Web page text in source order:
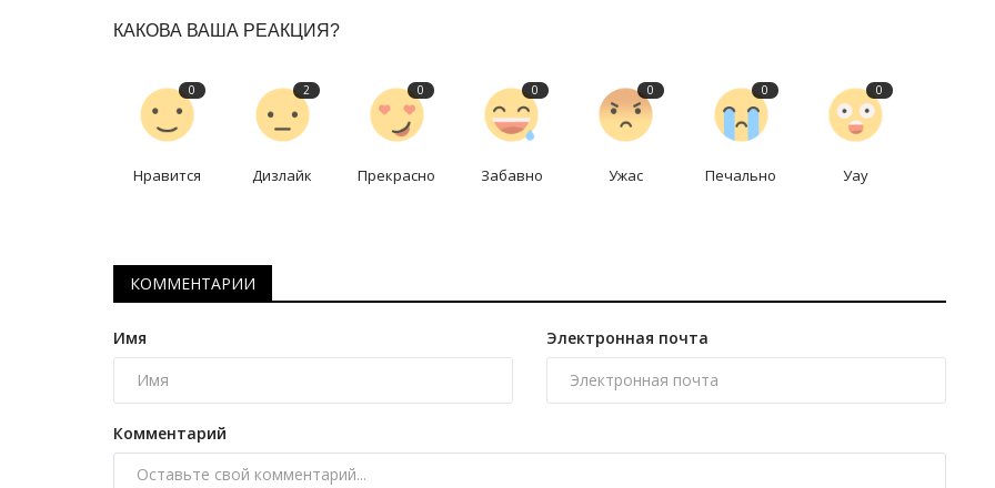
КАКОВА ВАША РЕАКЦИЯ?
0
Нравится
2
Дизлайк
0
Прекрасно
0
Забавно
0
Ужас
0
Печально
0
Уау
КОММЕНТАРИИ
Имя Электронная почта
Комментарий